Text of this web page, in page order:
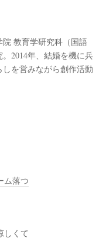
教育学研究科（国語
2014年、結婚を機に兵
を営みながら創作活動
ム落つ
しくて